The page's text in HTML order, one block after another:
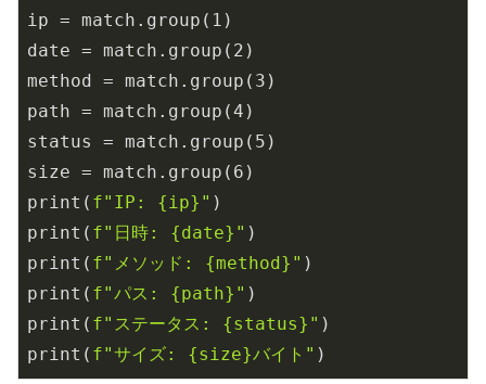
ip = match.group( 1 )
date = match.group( 2 )
method = match.group( 3 )
path = match.group(4 )
status = match.group( 5 )
size = match.group( 6 )
print( f"IP: {ip} " )
print( f"日時: {date} " )
print( f"メソッド: {method} " )
print( f"パス: {path} " )
print( f"ステータス: {status} " )
print( f"サイズ: {size}バイト"